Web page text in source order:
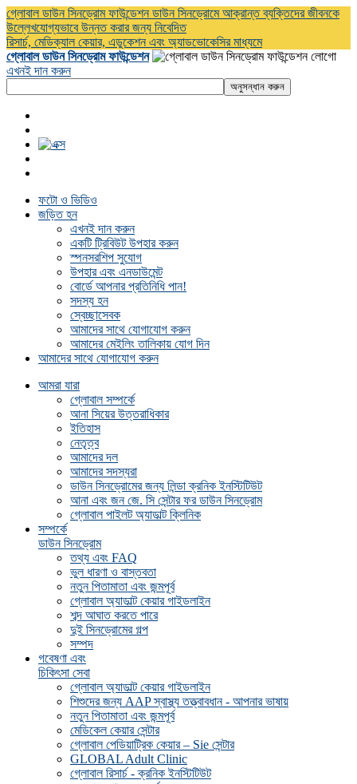
গ্লোবাল ডাউন সিনড্রোম ফাউন্ডেশন ডাউন সিনড্রোমে আক্রান্ত ব্যক্তিদের জীবনকে
উল্লেখযোগ্যভাবে উন্নত করার জন্য নিবেদিত
রিসার্চ, মেডিক্যাল কেয়ার, এডুকেশন এবং অ্যাডভোকেসির মাধ্যমে
গ্লোবাল ডাউন সিনড্রোম ফাউন্ডেশন
এখনই দান করুন
ফটো ও ভিডিও
জড়িত হন
এখনই দান করুন
একটি ট্রিবিউট উপহার করুন
স্পনসরশিপ সুযোগ
উপহার এবং এনডাউমেন্ট
বোর্ডে আপনার প্রতিনিধি পান!
সদস্য হন
স্বেচ্ছাসেবক
আমাদের সাথে যোগাযোগ করুন
আমাদের মেইলিং তালিকায় যোগ দিন
আমাদের সাথে যোগাযোগ করুন
আমরা যারা
গ্লোবাল সম্পর্কে
আনা সিয়ের উত্তরাধিকার
ইতিহাস
নেতৃত্ব
আমাদের দল
আমাদের সদস্যরা
ডাউন সিনড্রোমের জন্য লিন্ডা ক্রনিক ইনস্টিটিউট
আনা এবং জন জে. সি সেন্টার ফর ডাউন সিনড্রোম
গ্লোবাল পাইলট অ্যাডাল্ট ক্লিনিক
সম্পর্কে
ডাউন সিনড্রোম
তথ্য এবং FAQ
ভুল ধারণা ও বাস্তবতা
নতুন পিতামাতা এবং জন্মপূর্ব
গ্লোবাল অ্যাডাল্ট কেয়ার গাইডলাইন
শব্দ আঘাত করতে পারে
দুই সিনড্রোমের গল্প
সম্পদ
গবেষণা এবং
চিকিৎসা সেবা
গ্লোবাল অ্যাডাল্ট কেয়ার গাইডলাইন
শিশুদের জন্য AAP স্বাস্থ্য তত্ত্বাবধান - আপনার ভাষায়
নতুন পিতামাতা এবং জন্মপূর্ব
মেডিকেল কেয়ার সেন্টার
গ্লোবাল পেডিয়াট্রিক কেয়ার – Sie সেন্টার
GLOBAL Adult Clinic
গ্লোবাল রিসার্চ - ক্রনিক ইনস্টিটিউট